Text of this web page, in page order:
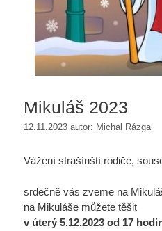
Mikuláš 2023
12.11.2023 autor: Michal Rázga
Vážení strašínští rodiče,
srdečně vás zveme na
na Mikuláše můžete těšit
v úterý 5.12.2023 od 17